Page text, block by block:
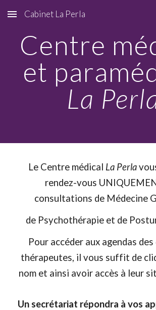
Skip to main content
Cabinet La Perla
Centre
et
La
Le Centre médical La Perla
rendez-vous
consultations de Médecine
de Psychothérapie et de
Pour accéder aux agendas
thérapeutes, il vous suffit de
nom et ainsi avoir accès à leur
Un secrétariat répondra à vos